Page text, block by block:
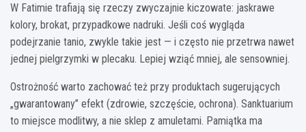
W Fatimie trafiają się rzeczy zwyczajnie kiczowate: jaskrawe
kolory, brokat, przypadkowe nadruki. Jeśli coś wygląda
podejrzanie tanio, zwykle takie jest — i często nie przetrwa nawet
jednej pielgrzymki w plecaku. Lepiej wziąć mniej, ale sensowniej.
Ostrożność warto zachować też przy produktach sugerujących
„gwarantowany” efekt (zdrowie, szczęście, ochrona). Sanktuarium
to miejsce modlitwy, a nie sklep z amuletami. Pamiątka ma